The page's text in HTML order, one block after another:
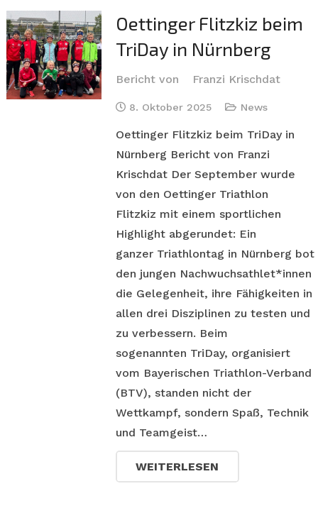
Oettinger Flitzkiz beim
TriDay in Nürnberg
Bericht von Franzi Krischdat
8. Oktober 2025 News
Oettinger Flitzkiz beim TriDay in
Nürnberg Bericht von Franzi
Krischdat Der September wurde
von den Oettinger Triathlon
Flitzkiz mit einem sportlichen
Highlight abgerundet: Ein
ganzer Triathlontag in Nürnberg bot
den jungen Nachwuchsathlet*innen
die Gelegenheit, ihre Fähigkeiten in
allen drei Disziplinen zu testen und
zu verbessern. Beim
sogenannten TriDay, organisiert
vom Bayerischen Triathlon-Verband
(BTV), standen nicht der
Wettkampf, sondern Spaß, Technik
und Teamgeist…
WEITERLESEN